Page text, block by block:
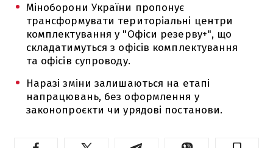
Міноборони України пропонує
трансформувати територіальні центри
комплектування у "Офіси резерву+", що
складатимуться з офісів комплектування
та офісів супроводу.
Наразі зміни залишаються на етапі
напрацювань, без оформлення у
законопроєкти чи урядові постанови.